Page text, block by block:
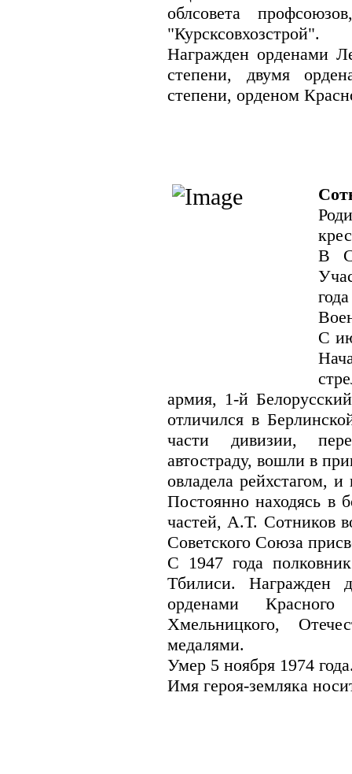
облсовета
"Курсксовхозстрой".
Награжден орденами
степени, двумя
степени, орденом
В
С
армия, 1-й
отличился в
части дивизии,
автостраду, вошли в
овладела рейхстагом,
Постоянно находясь в
частей, А.Т. Сотников
Советского Союза
С 1947 года
Тбилиси. Награжден
орденами
Хмельницкого,
медалями.
Умер 5 ноября 1974
Имя героя-земляка